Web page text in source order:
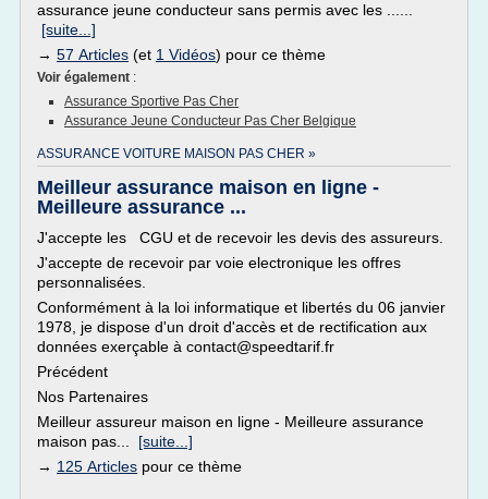
assurance jeune conducteur sans permis avec les ......
[suite...]
→ 57 Articles (et 1 Vidéos) pour ce thème
Voir également :
Assurance Sportive Pas Cher
Assurance Jeune Conducteur Pas Cher Belgique
ASSURANCE VOITURE MAISON PAS CHER »
Meilleur assurance maison en ligne -
Meilleure assurance ...
J'accepte les CGU et de recevoir les devis des assureurs.
J'accepte de recevoir par voie electronique les offres
personnalisées.
Conformément à la loi informatique et libertés du 06 janvier
1978, je dispose d'un droit d'accès et de rectification aux
données exerçable à contact@speedtarif.fr
Précédent
Nos Partenaires
Meilleur assureur maison en ligne - Meilleure assurance
maison pas... [suite...]
→ 125 Articles pour ce thème